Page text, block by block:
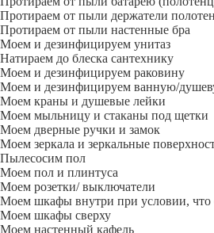
Протираем от пыли держатели
Протираем от пыли настенные бра
Моем и дезинфицируем унитаз
Натираем до блеска сантехнику
Моем и дезинфицируем раковину
Моем и дезинфицируем ванную/
Моем краны и душевые лейки
Моем мыльницу и стаканы под щетки
Моем дверные ручки и замок
Моем зеркала и зеркальные
Пылесосим пол
Моем пол и плинтуса
Моем розетки/ выключатели
Моем шкафы внутри при условии, что
Моем шкафы сверху
Моем настенный кафель